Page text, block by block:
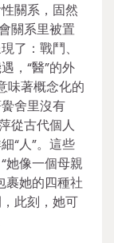
關系，固然
關系里被置
了：戰鬥、
，“醫”的外
味著概念化的
舍里沒有
從古代個人
“人”。這些
她像一個母親
裹她的四種社
此刻，她可